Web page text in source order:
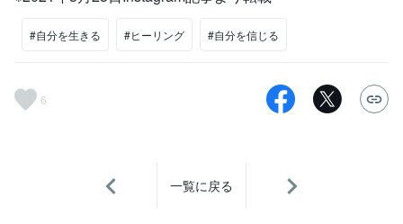
#自分を生きる #ヒーリング #自分を信じる
6
一覧に戻る